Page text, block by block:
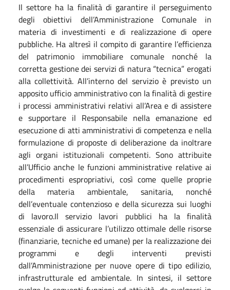
Il settore ha la finalità di garantire il perseguimento
degli obiettivi dell’Amministrazione Comunale in
materia di investimenti e di realizzazione di opere
pubbliche. Ha altresì il compito di garantire l’efficienza
del patrimonio immobiliare comunale nonché la
corretta gestione dei servizi di natura “tecnica” erogati
alla collettività. All’interno del servizio è previsto un
apposito ufficio amministrativo con la finalità di gestire
i processi amministrativi relativi all’Area e di assistere
e supportare il Responsabile nella emanazione ed
esecuzione di atti amministrativi di competenza e nella
formulazione di proposte di deliberazione da inoltrare
agli organi istituzionali competenti. Sono attribuite
all’Ufficio anche le funzioni amministrative relative ai
procedimenti espropriativi, così come quelle proprie
della materia ambientale, sanitaria, nonché
dell’eventuale contenzioso e della sicurezza sui luoghi
di lavoro.Il servizio lavori pubblici ha la finalità
essenziale di assicurare l’utilizzo ottimale delle risorse
(finanziarie, tecniche ed umane) per la realizzazione dei
programmi e degli interventi previsti
dall’Amministrazione per nuove opere di tipo edilizio,
infrastrutturale ed ambientale. In sintesi, il settore